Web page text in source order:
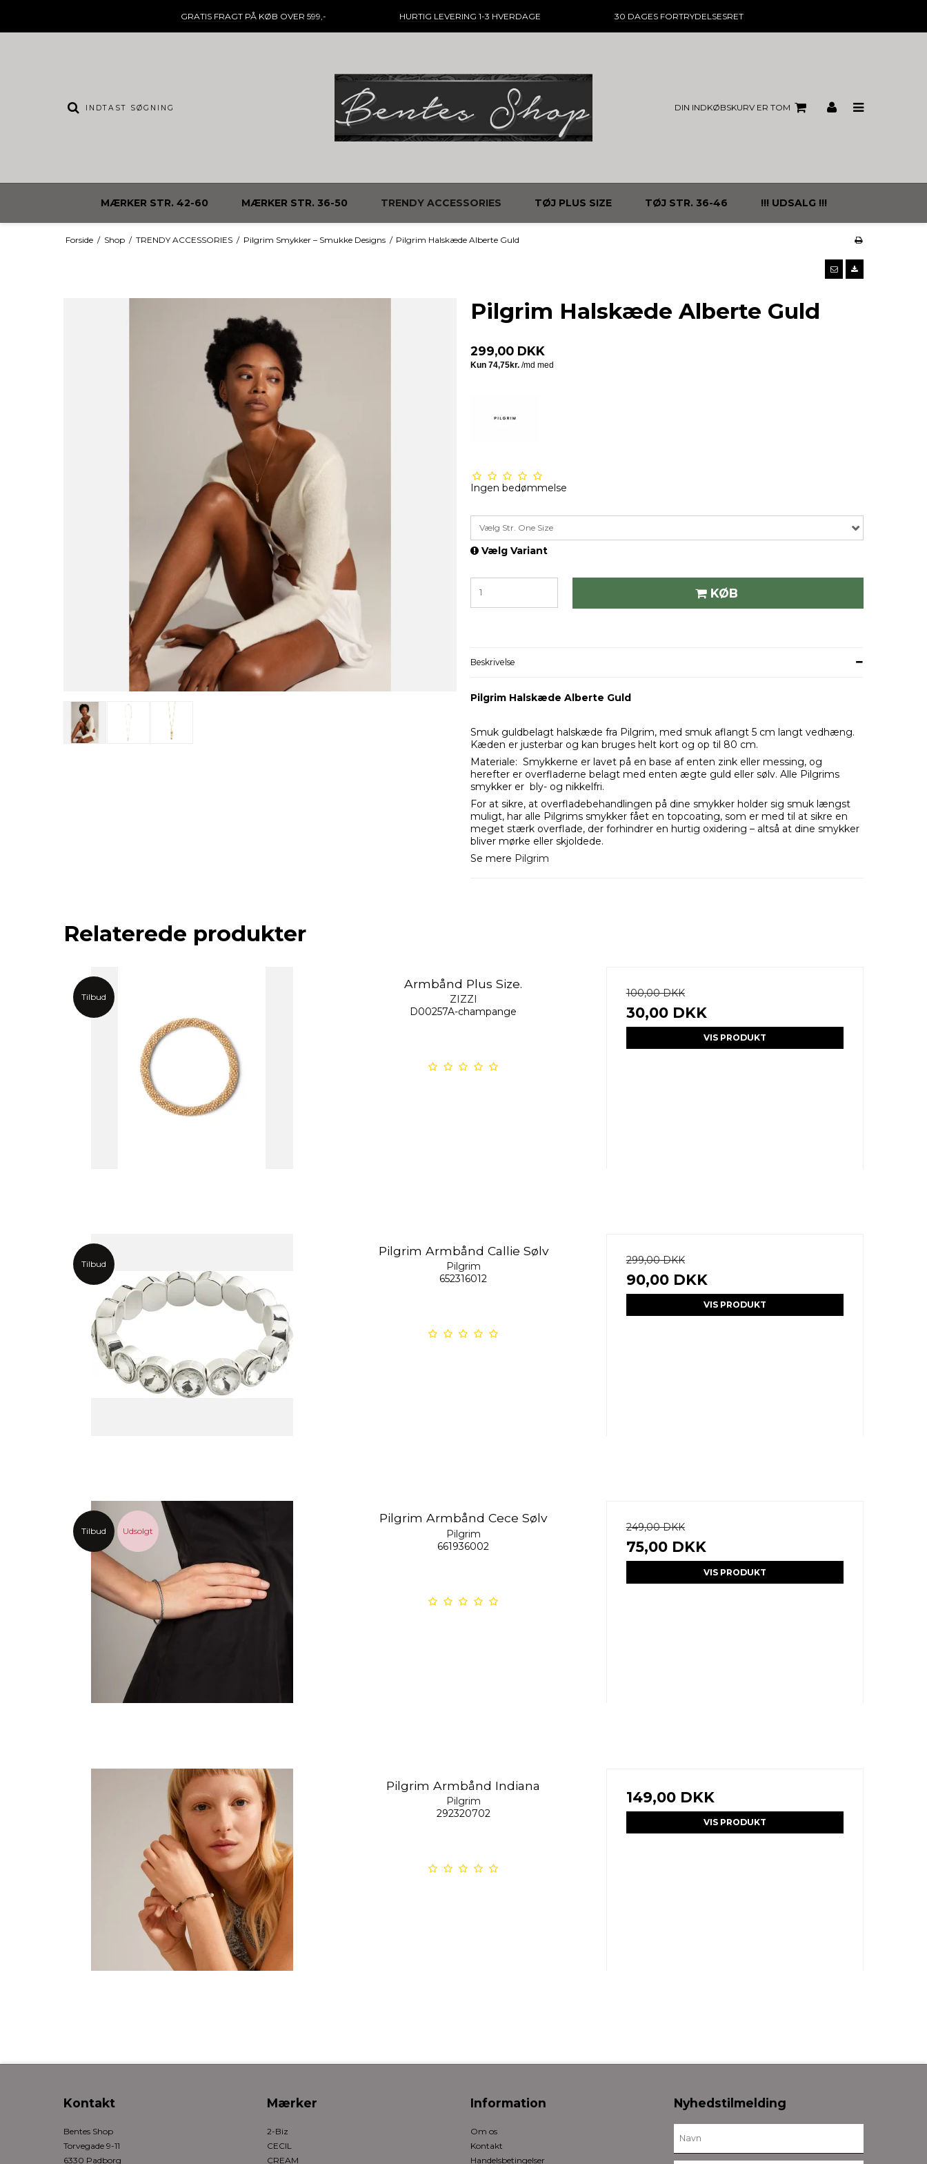
GRATIS FRAGTPÅ KØB OVER 599,- HURTIG LEVERING 1-3 HVERDAGE 30 DAGESFORTRYDELSESRET
DIN INDKØBSKURV ER TOM
MÆRKER STR. 42-60 MÆRKER STR. 36-50 TRENDY ACCESSORIES TØJ PLUS SIZE TØJ STR. 36-46 !!! UDSALG !!!
Forside / Shop / TRENDY ACCESSORIES / Pilgrim Smykker – Smukke Designs / Pilgrim Halskæde Alberte Guld
Pilgrim Halskæde Alberte Guld
299,00 DKK
Ingen bedømmelse
Vælg Str. One Size
Vælg Variant
KØB
Beskrivelse
Pilgrim Halskæde Alberte Guld
Smuk guldbelagt halskæde fra Pilgrim, med smuk aflangt 5 cm langt vedhæng.
Kæden er justerbar og kan bruges helt kort og op til 80 cm.
Materiale: Smykkerne er lavet på en base af enten zink eller messing, og
herefter er overfladerne belagt med enten ægte guld eller sølv. Alle Pilgrims
smykker er bly- og nikkelfri.
For at sikre, at overfladebehandlingen på dine smykker holder sig smuk længst
muligt, har alle Pilgrims smykker fået en topcoating, som er med til at sikre en
meget stærk overflade, der forhindrer en hurtig oxidering – altså at dine smykker
bliver mørke eller skjoldede.
Se mere Pilgrim
Relaterede produkter
Tilbud
Armbånd Plus Size.
ZIZZI
D00257A-champange
100,00 DKK
30,00 DKK
VIS PRODUKT
Tilbud
Pilgrim Armbånd Callie Sølv
Pilgrim
652316012
299,00 DKK
90,00 DKK
VIS PRODUKT
Tilbud Udsolgt
Pilgrim Armbånd Cece Sølv
Pilgrim
661936002
249,00 DKK
75,00 DKK
VIS PRODUKT
Pilgrim Armbånd Indiana
Pilgrim
292320702
149,00 DKK
VIS PRODUKT
Kontakt
Bentes Shop
Torvegade 9-11
6330 Padborg
Mærker
2-Biz
CECIL
CREAM
Information
Om os
Kontakt
Handelsbetingelser
Nyhedstilmelding